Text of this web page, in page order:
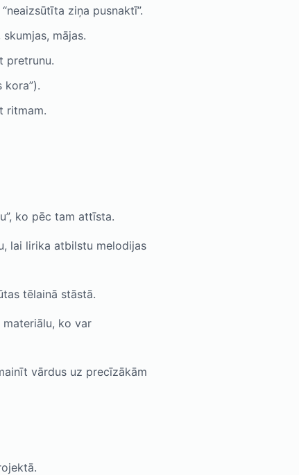
ziņa pusnaktī”.
mājas.
pretrunu.
kora”).
ritmam.
ko pēc tam attīsta.
lai lirika atbilstu melodijas
tēlainā stāstā.
ko var
vārdus uz precīzākām